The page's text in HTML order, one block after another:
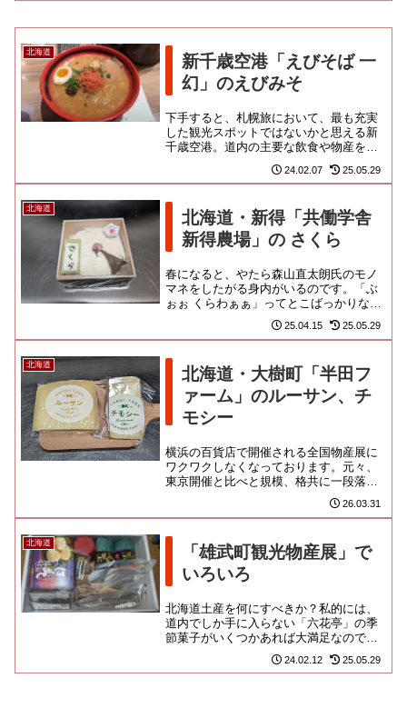
北海道
新千歳空港「えびそば 一
幻」のえびみそ
下手すると、札幌旅において、最も充実
した観光スポットではないかと思える新
千歳空港。道内の主要な飲食や物産を網
港入りがオススメです。国内線...
24.02.07 25.05.29
北海道
北海道・新得「共働学舎
新得農場」の さくら
春になると、やたら森山直太朗氏のモノ
マネをしたがる身内がいるのです。「ぶ
ぉぉ くらわぁぁ」ってとこばっかりなの
で！ 心底うざったい今日このごろ。春
の季節限定品がシァル横浜「...
25.04.15 25.05.29
北海道
北海道・大樹町「半田フ
ァーム」のルーサン、チ
モシー
横浜の百貨店で開催される全国物産展に
ワクワクしなくなっております。元々、
東京開催と比べと規模、格共に一段落ち
ることに加え、コロナで焼かれた傷が完
全回復すること無く今日に至る... 26.03.31
北海道
「雄武町観光物産展」で
いろいろ
北海道土産を何にすべきか？私的には、
道内でしか手に入らない「六花亭」の季
節菓子がいくつかあれば大満足なのです
が、家族には「どうせまた六花亭なんで
しょ。期待してないわ」と氷温...
24.02.12 25.05.29